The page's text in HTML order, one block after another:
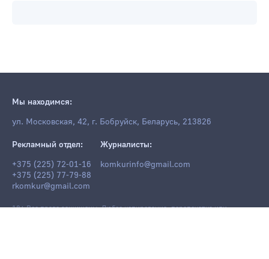
Мы находимся:
ул. Московская, 42, г. Бобруйск, Беларусь, 213826
Рекламный отдел:
+375 (225) 72-01-16
+375 (225) 77-79-88
rkomkur@gmail.com
Журналисты:
komkurinfo@gmail.com
18+ Все права защищены. Любое копирование, перепечатка или